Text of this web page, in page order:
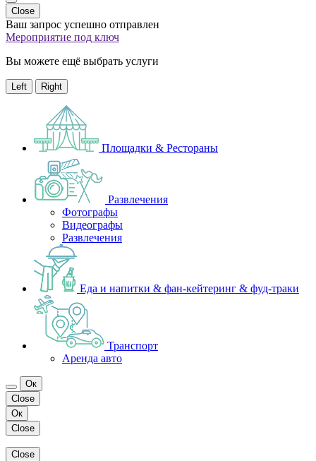
Close
Ваш запрос успешно отправлен
Мероприятие под ключ
Вы можете ещё выбрать услуги
Left Right
Площадки & Рестораны
Развлечения
Фотографы
Видеографы
Развлечения
Еда и напитки & фан-кейтеринг & фуд-траки
Транспорт
Аренда авто
Ок
Close
Ок
Close
Close